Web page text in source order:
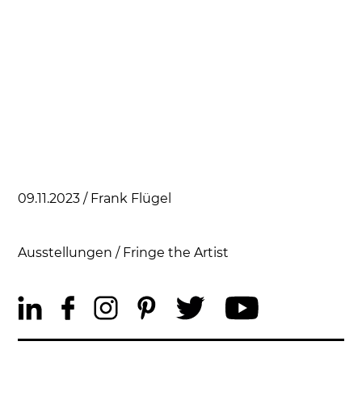
09.11.2023 / Frank Flügel
Ausstellungen/Fringe the Artist